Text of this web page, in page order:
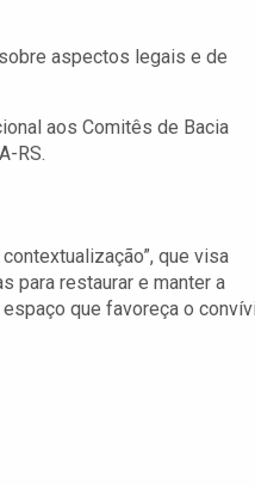
aspectos legais e de
aos Comitês de Bacia
RS.
que visa
para restaurar e manter a
que favoreça o